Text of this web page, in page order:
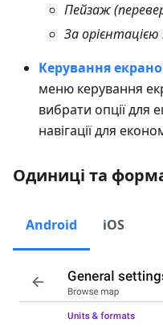
Пейзаж
За
Керування
меню керування
вибрати опції для
навігації для
Одиниці та
Android iOS